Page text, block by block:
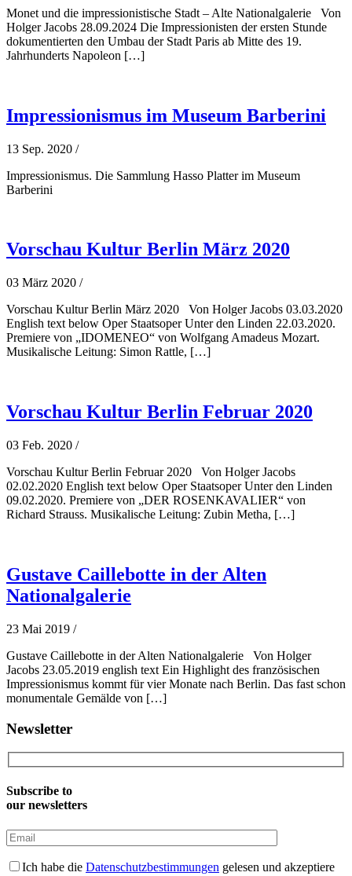
Monet und die impressionistische Stadt – Alte Nationalgalerie Von
Holger Jacobs 28.09.2024 Die Impressionisten der ersten Stunde
dokumentierten den Umbau der Stadt Paris ab Mitte des 19.
Jahrhunderts Napoleon […]
Impressionismus im Museum Barberini
13 Sep. 2020 /
Impressionismus. Die Sammlung Hasso Platter im Museum
Barberini
Vorschau Kultur Berlin März 2020
03 März 2020 /
Vorschau Kultur Berlin März 2020 Von Holger Jacobs 03.03.2020
English text below Oper Staatsoper Unter den Linden 22.03.2020.
Premiere von „IDOMENEO“ von Wolfgang Amadeus Mozart.
Musikalische Leitung: Simon Rattle, […]
Vorschau Kultur Berlin Februar 2020
03 Feb. 2020 /
Vorschau Kultur Berlin Februar 2020 Von Holger Jacobs
02.02.2020 English text below Oper Staatsoper Unter den Linden
09.02.2020. Premiere von „DER ROSENKAVALIER“ von
Richard Strauss. Musikalische Leitung: Zubin Metha, […]
Gustave Caillebotte in der Alten
Nationalgalerie
23 Mai 2019 /
Gustave Caillebotte in der Alten Nationalgalerie Von Holger
Jacobs 23.05.2019 english text Ein Highlight des französischen
Impressionismus kommt für vier Monate nach Berlin. Das fast schon
monumentale Gemälde von […]
Newsletter
Subscribe to
our newsletters
Ich habe die Datenschutzbestimmungen gelesen und akzeptiere